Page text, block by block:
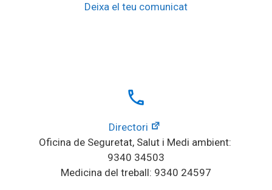
Deixa el teu comunicat
local_phone
Directori
Oficina de Seguretat, Salut i Medi ambient:
9340 34503
Medicina del treball: 9340 24597